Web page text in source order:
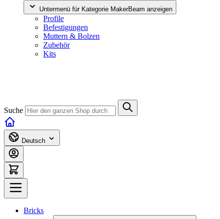
Untermenü für Kategorie MakerBeam anzeigen
Profile
Befestigungen
Muttern & Bolzen
Zubehör
Kits
Suche
Deutsch
Bricks